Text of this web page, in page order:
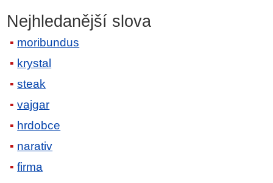
Nejhledanější slova
moribundus
krystal
steak
vajgar
hrdobce
narativ
firma